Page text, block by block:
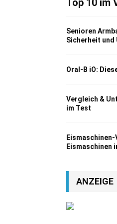
Top 10 im
Senioren
Sicherheit und
Oral-B iO:
Vergleich &
im Test
Eismaschinen
ANZEIGE